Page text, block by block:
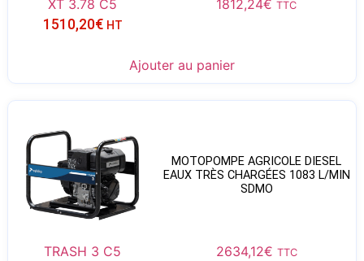
XT 3.78 C5 1812,24€ TTC
1510,20€ HT
Ajouter au panier
MOTOPOMPE AGRICOLE DIESEL
EAUX TRÈS CHARGÉES 1083 L/MIN
SDMO
TRASH 3 C5 2634,12€ TTC